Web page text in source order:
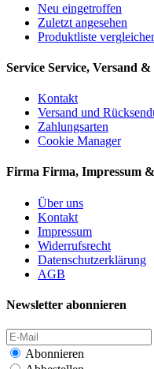
Neu eingetroffen
Zuletzt angesehen
Produktliste
Service Service, Versand
Kontakt
Versand und
Zahlungsarten
Cookie Manager
Firma Firma, Impressum
Über uns
Kontakt
Impressum
Widerrufsrecht
Datenschutzerklärung
AGB
Newsletter abonnieren
Abonnieren